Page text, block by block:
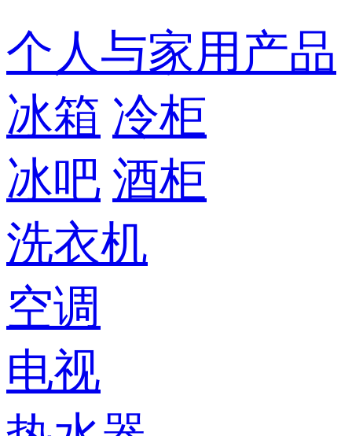
个人与家用产品
冰箱 冷柜
冰吧 酒柜
洗衣机
空调
电视